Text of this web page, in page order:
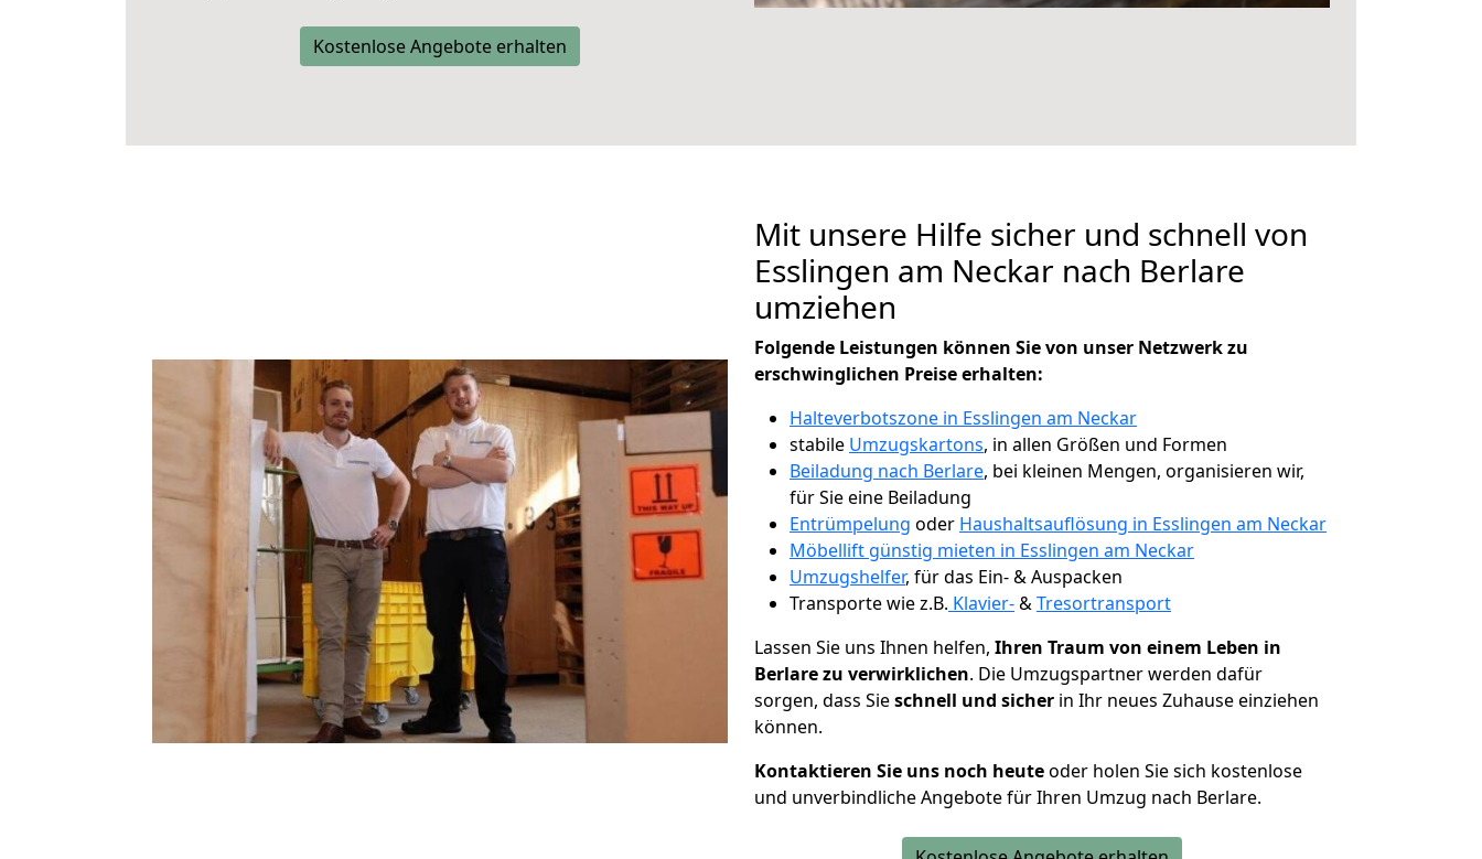
Kostenlose Angebote erhalten
Mit unsere Hilfe sicher und schnell von
Esslingen am Neckar nach Berlare
umziehen
Folgende Leistungen können Sie von unser Netzwerk zu
erschwinglichen Preise erhalten:
Halteverbotszone in Esslingen am Neckar
stabile Umzugskartons, in allen Größen und Formen
Beiladung nach Berlare, bei kleinen Mengen, organisieren wir,
für Sie eine Beiladung
Entrümpelung oder Haushaltsauflösung in Esslingen am Neckar
Möbellift günstig mieten in Esslingen am Neckar
Umzugshelfer, für das Ein- & Auspacken
Transporte wie z.B. Klavier-&Tresortransport
Lassen Sie uns Ihnen helfen, Ihren Traum von einem Leben in
Berlare zu verwirklichen. Die Umzugspartner werden dafür
sorgen, dass Sieschnell und sicher in Ihr neues Zuhause einziehen
können.
Kontaktieren Sie uns noch heuteoder holen Sie sich kostenlose
und unverbindliche Angebote für Ihren Umzug nach Berlare.